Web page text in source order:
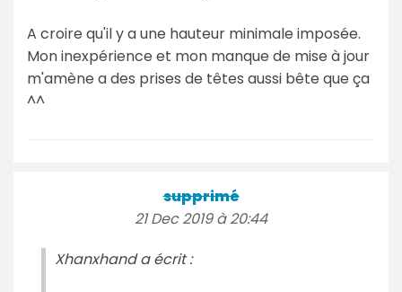
A croire qu'il y a une hauteur minimale imposée.
Mon inexpérience et mon manque de mise à jour
m'amène a des prises de têtes aussi bête que ça
^^
supprimé
21 Dec 2019 à 20:44
Xhanxhand a écrit :